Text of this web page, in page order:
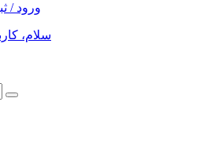
ورود /
سلام،